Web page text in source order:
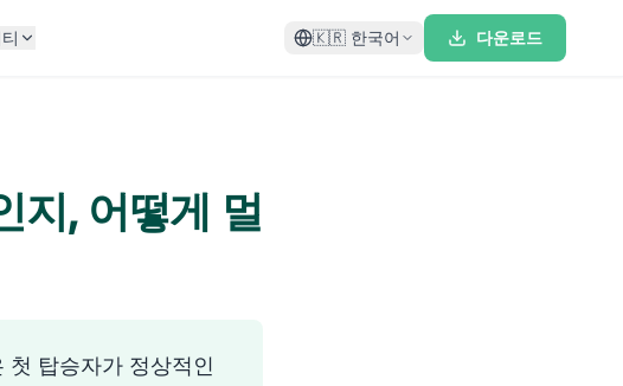
🇰🇷 한국어 다운로드
지, 어떻게 멀
탑승자가 정상적인